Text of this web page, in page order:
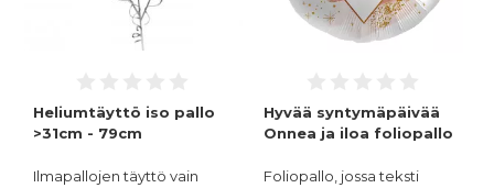
Heliumtäyttö iso pallo
>31cm - 79cm
Ilmapallojen täyttö vain
Hyvää syntymäpäivää
Onnea ja iloa foliopallo
Foliopallo, jossa teksti